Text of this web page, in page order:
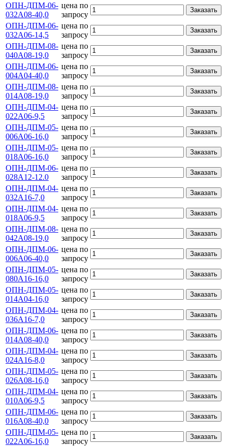
ОПН-ДПМ-06-
032А08-40,0
цена по
запросу
Заказать
ОПН-ДПМ-06-
032А06-14,5
цена по
запросу
Заказать
ОПН-ДПМ-08-
040А08-19,0
цена по
запросу
Заказать
ОПН-ДПМ-06-
004А04-40,0
цена по
запросу
Заказать
ОПН-ДПМ-08-
014А08-19,0
цена по
запросу
Заказать
ОПН-ДПМ-04-
022А06-9,5
цена по
запросу
Заказать
ОПН-ДПМ-05-
006А06-16,0
цена по
запросу
Заказать
ОПН-ДПМ-05-
018А06-16,0
цена по
запросу
Заказать
ОПН-ДПМ-06-
028А12-12.0
цена по
запросу
Заказать
ОПН-ДПМ-04-
032А16-7,0
цена по
запросу
Заказать
ОПН-ДПМ-04-
018А06-9,5
цена по
запросу
Заказать
ОПН-ДПМ-08-
042А08-19,0
цена по
запросу
Заказать
ОПН-ДПМ-06-
006А06-40,0
цена по
запросу
Заказать
ОПН-ДПМ-05-
080А16-16,0
цена по
запросу
Заказать
ОПН-ДПМ-05-
014А04-16,0
цена по
запросу
Заказать
ОПН-ДПМ-04-
036А16-7,0
цена по
запросу
Заказать
ОПН-ДПМ-06-
014А08-40,0
цена по
запросу
Заказать
ОПН-ДПМ-04-
024А16-8,0
цена по
запросу
Заказать
ОПН-ДПМ-05-
026А08-16,0
цена по
запросу
Заказать
ОПН-ДПМ-04-
010А06-9,5
цена по
запросу
Заказать
ОПН-ДПМ-06-
016А08-40,0
цена по
запросу
Заказать
ОПН-ДПМ-05-
022А06-16,0
цена по
запросу
Заказать